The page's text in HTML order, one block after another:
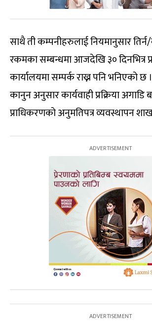
साथै ती कम्पनीहरुलाई नियमानुसार
रकमका सम्बन्धमा आजदेखि ३० दिनभित्र
कार्यालयमा सम्पर्क राख्न पनि भनिएको छ
कानुन अनुसार कार्यवाही प्रक्रिया अगाडि
प्राधिकरणको अनुमतिपत्र व्यवस्थापन